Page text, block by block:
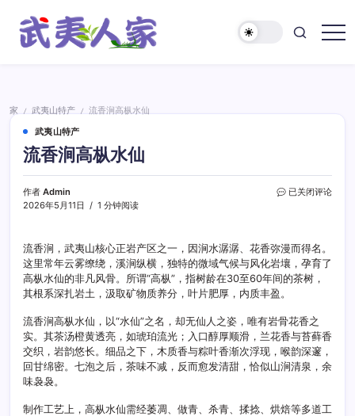
家
家 / 武夷山特产 /
流香涧高枞水仙
武夷山特产
流香涧高枞水仙
作者 Admin
2026年5月11日
1 分钟阅读
流
枞
水
仙
已关闭评论
流香涧，武夷山核心正岩产区之一，因涧水潺潺、花香弥漫而得名。
这里常年云雾缭绕，溪涧纵横，独特的微域气候与风化岩壤，孕育了
高枞水仙的非凡风骨。所谓“高枞”，指树龄在30至60年间的茶树，
其根系深扎岩土，汲取矿物质养分，叶片肥厚，内质丰盈。
流香涧高枞水仙，以“水仙”之名，却无仙人之姿，唯有岩骨花香之
实。其茶汤橙黄透亮，如琥珀流光；入口醇厚顺滑，兰花香与苔藓香
交织，岩韵悠长。细品之下，木质香与粽叶香渐次浮现，喉韵深邃，
回甘绵密。七泡之后，茶味不减，反而愈发清甜，恰似山涧清泉，余
味袅袅。
制作工艺上，高枞水仙需经萎凋、做青、杀青、揉捻、烘焙等多道工